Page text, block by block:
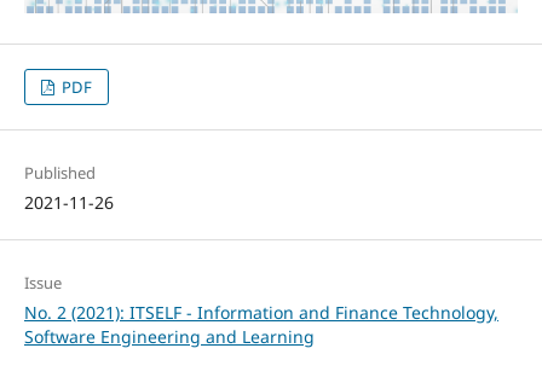
PDF
Published
2021-11-26
Issue
No. 2 (2021): ITSELF - Information and Finance Technology,
Software Engineering and Learning